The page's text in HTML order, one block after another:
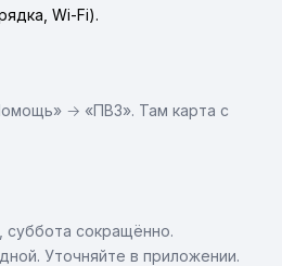
Wi-Fi).
→ «ПВЗ». Там карта с
суббота сокращённо.
Уточняйте в приложении.